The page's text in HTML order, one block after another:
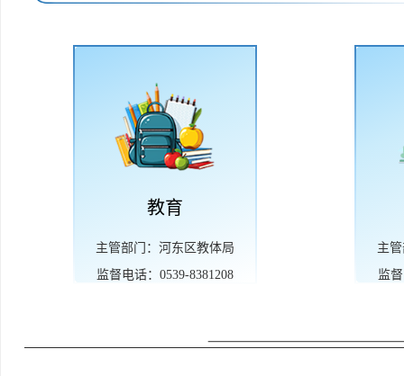
教育
主管部门：河东区教体局
监督电话：0539-8381208
主
监